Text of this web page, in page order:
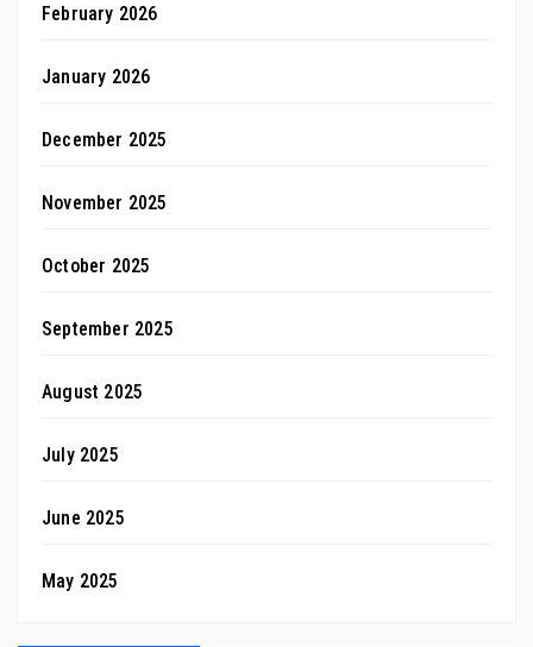
February 2026
January 2026
December 2025
November 2025
October 2025
September 2025
August 2025
July 2025
June 2025
May 2025